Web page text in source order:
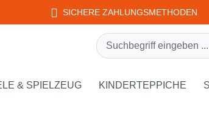
SICHERE ZAHLUNGSMETHODEN
der Kategorie EDUPLAY
das Dropdown der Kategorie WEPLAY
& SPIELZEUG KINDERTEPPICHE